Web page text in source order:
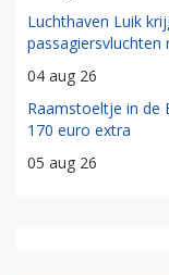
Luchthaven Luik
04 aug 26
Raamstoeltje in de
170 euro extra
05 aug 26